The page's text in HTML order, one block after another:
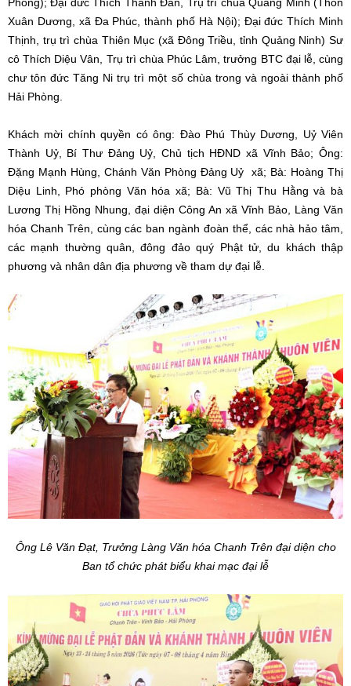
Phòng); Đại đức Thích Thanh Đán, Trụ trì chùa Quang Minh (Thôn
Xuân Dương, xã Đa Phúc, thành phố Hà Nội); Đại đức Thích Minh
Thịnh, trụ trì chùa Thiên Mục (xã Đông Triều, tỉnh Quảng Ninh) Sư
cô Thích Diệu Vân, Trụ trì chùa Phúc Lâm, trưởng BTC đại lễ, cùng
chư tôn đức Tăng Ni trụ trì một số chùa trong và ngoài thành phố
Hải Phòng.
Khách mời chính quyền có ông: Đào Phú Thùy Dương, Uỷ Viên
Thành Uỷ, Bí Thư Đảng Uỷ, Chủ tịch HĐND xã Vĩnh Bảo; Ông:
Đặng Mạnh Hùng, Chánh Văn Phòng Đảng Uỷ xã; Bà: Hoàng Thị
Diệu Linh, Phó phòng Văn hóa xã; Bà: Vũ Thị Thu Hằng và bà
Lương Thị Hồng Nhung, đại diện Công An xã Vĩnh Bảo, Làng Văn
hóa Chanh Trên, cùng các ban ngành đoàn thể, các nhà hảo tâm,
các mạnh thường quân, đông đảo quý Phật tử, du khách thập
phương và nhân dân địa phương về tham dự đại lễ.
Ông Lê Văn Đạt, Trưởng Làng Văn hóa Chanh Trên đại diện cho
Ban tổ chức phát biểu khai mạc đại lễ